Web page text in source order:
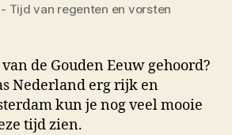
Tijd van regenten en vorsten
de Gouden Eeuw gehoord?
Nederland erg rijk en
kun je nog veel mooie
tijd zien.